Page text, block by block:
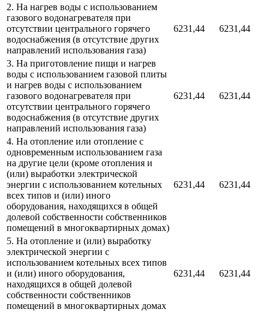
2. На нагрев воды с использованием
газового водонагревателя при
отсутствии центрального горячего
водоснабжения (в отсутствие других
направлений использования газа)
6231,44 6231,44
3. На приготовление пищи и нагрев
воды с использованием газовой плиты
и нагрев воды с использованием
газового водонагревателя при
отсутствии центрального горячего
водоснабжения (в отсутствие других
направлений использования газа)
6231,44 6231,44
4. На отопление или отопление с
одновременным использованием газа
на другие цели (кроме отопления и
(или) выработки электрической
энергии с использованием котельных
всех типов и (или) иного
оборудования, находящихся в общей
долевой собственности собственников
помещений в многоквартирных домах)
6231,44 6231,44
5. На отопление и (или) выработку
электрической энергии с
использованием котельных всех типов
и (или) иного оборудования,
находящихся в общей долевой
собственности собственников
помещений в многоквартирных домах
6231,44 6231,44